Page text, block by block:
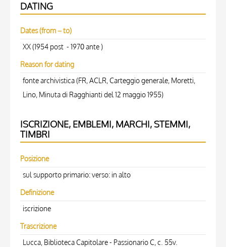
DATING
Dates (from – to)
XX (1954 post - 1970 ante )
Reason for dating
fonte archivistica (FR, ACLR, Carteggio generale, Moretti,
Lino, Minuta di Ragghianti del 12 maggio 1955)
ISCRIZIONE, EMBLEMI, MARCHI, STEMMI,
TIMBRI
Posizione
sul supporto primario: verso: in alto
Definizione
iscrizione
Trascrizione
Lucca, Biblioteca Capitolare - Passionario C, c. 55v.